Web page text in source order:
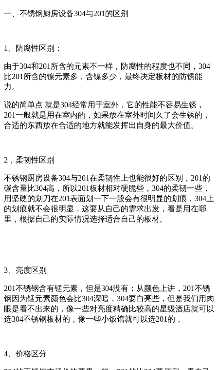
一、不锈钢厨房设备304与201的区别
1、防腐性区别：
由于304和201所含的元素不一样，防腐性的程度也不同，304
比201所含的镍元素多，含镍多少，最终决定板材的防锈能
力。
说的简单点 就是304经常用于室外，它的性能不容易生锈，
201一般就是用在室内的，如果放在室外时间久了会生锈的，
合适的东西放在合适的地方就能发挥出自身的最大价值。
2，柔韧性区别
不锈钢厨房设备304与201在柔韧性上也能很好的区别，201的
碳含量比304高，所以201板材相对硬脆些，304的柔韧一些，
用坚硬的划刀在201表面划一下一般会有很明显的划痕，304上
的划痕就不会很明显，这要从自己的需求出发，看是用在哪
里，根据自己的实际情况选择适合自己的板材。
3、亮度区别
201不锈钢含有锰元素，但是304没有；从颜色上讲，201不锈
钢因为锰元素颜色会比304深暗，304要白亮些，但是我们用肉
眼是看不出来的，像一些对亮度精确比较高的星级酒店就可以
选304不锈钢板材的，像一些小饭馆就可以选201的，
4、价格区分